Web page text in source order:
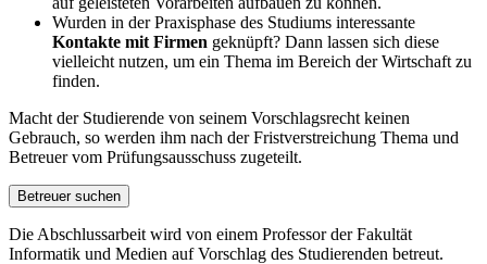
Wurden in der Praxisphase des Studiums interessante
Kontakte mit Firmen geknüpft? Dann lassen sich diese
vielleicht nutzen, um ein Thema im Bereich der Wirtschaft zu
finden.
Macht der Studierende von seinem Vorschlagsrecht keinen
Gebrauch, so werden ihm nach der Fristverstreichung Thema und
Betreuer vom Prüfungsausschuss zugeteilt.
Betreuer suchen
Die Abschlussarbeit wird von einem Professor der Fakultät
Informatik und Medien auf Vorschlag des Studierenden betreut.